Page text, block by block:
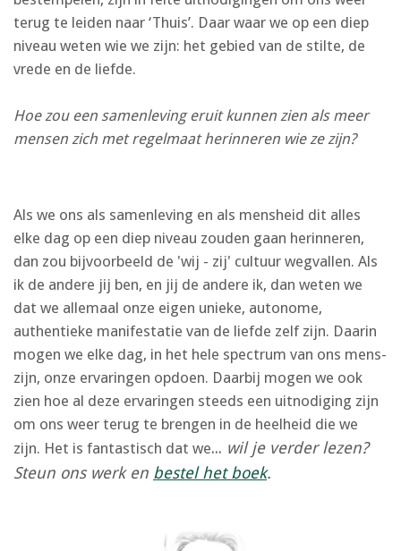
terug te leiden naar ‘Thuis’. Daar waar we op een diep
niveau weten wie we zijn: het gebied van de stilte, de
vrede en de liefde.
Hoe zou een samenleving eruit kunnen zien als meer
mensen zich met regelmaat herinneren wie ze zijn?
Als we ons als samenleving en als mensheid dit alles
elke dag op een diep niveau zouden gaan herinneren,
dan zou bijvoorbeeld de 'wij - zij' cultuur wegvallen. Als
ik de andere jij ben, en jij de andere ik, dan weten we
dat we allemaal onze eigen unieke, autonome,
authentieke manifestatie van de liefde zelf zijn. Daarin
mogen we elke dag, in het hele spectrum van ons mens-
zijn, onze ervaringen opdoen. Daarbij mogen we ook
zien hoe al deze ervaringen steeds een uitnodiging zijn
om ons weer terug te brengen in de heelheid die we
zijn. Het is fantastisch dat we... wil je verder lezen?
Steun ons werk en bestel het boek.